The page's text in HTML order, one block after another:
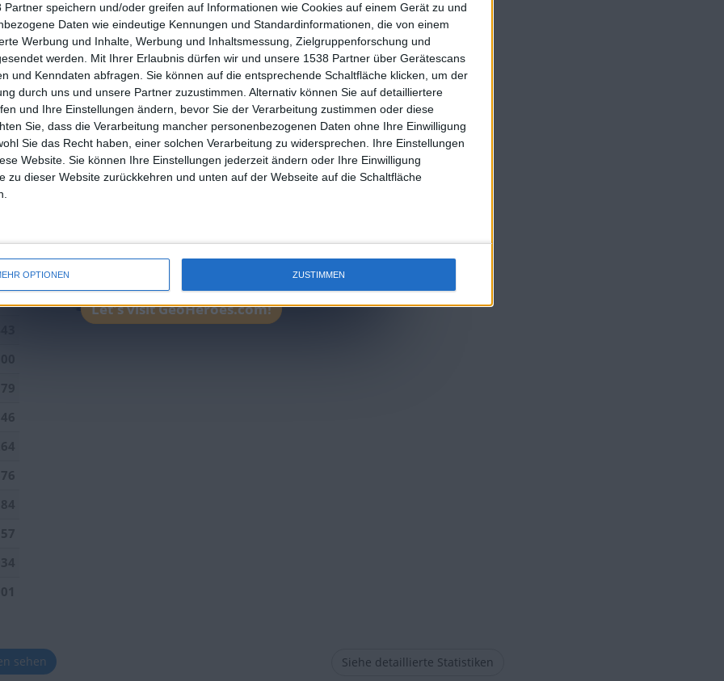
Partner speichern und/oder greifen auf Informationen wie Cookies auf einem Gerät zu und
Daten wie eindeutige Kennungen und Standardinformationen, die von einem
Werbung und Inhalte, Werbung und Inhaltsmessung, Zielgruppenforschung und
werden.
Mit Ihrer Erlaubnis dürfen wir und unsere 1538 Partner über Gerätescans
und Kenndaten abfragen. Sie können auf die entsprechende Schaltfläche klicken, um der
durch uns und unsere Partner zuzustimmen. Alternativ können Sie auf detailliertere
und Ihre Einstellungen ändern, bevor Sie der Verarbeitung zustimmen oder diese
Sie, dass die Verarbeitung mancher personenbezogenen Daten ohne Ihre Einwilligung
Sie das Recht haben, einer solchen Verarbeitung zu widersprechen. Ihre Einstellungen
Website. Sie können Ihre Einstellungen jederzeit ändern oder Ihre Einwilligung
zu dieser Website zurückkehren und unten auf der Webseite auf die Schaltfläche
OPTIONEN ZUSTIMMEN
5
Santiago-de-Cuba
107963
6
LA.VIDA.LOCA
107825
EnzRRh
106846
8
offside
106264
9
YB2018
105376
10
Sepp
105157
11
eek
102370
13
sontagch
90902
14
60579
15
timrob 52934
sehen Siehe detaillierte Statistiken
🇺🇸 We noticed you’re visiting from
an English-speaking country
Join our American version now and be among
the firsts to submit your score on our
leaderboards!
Let's visit GeoHeroes.com!